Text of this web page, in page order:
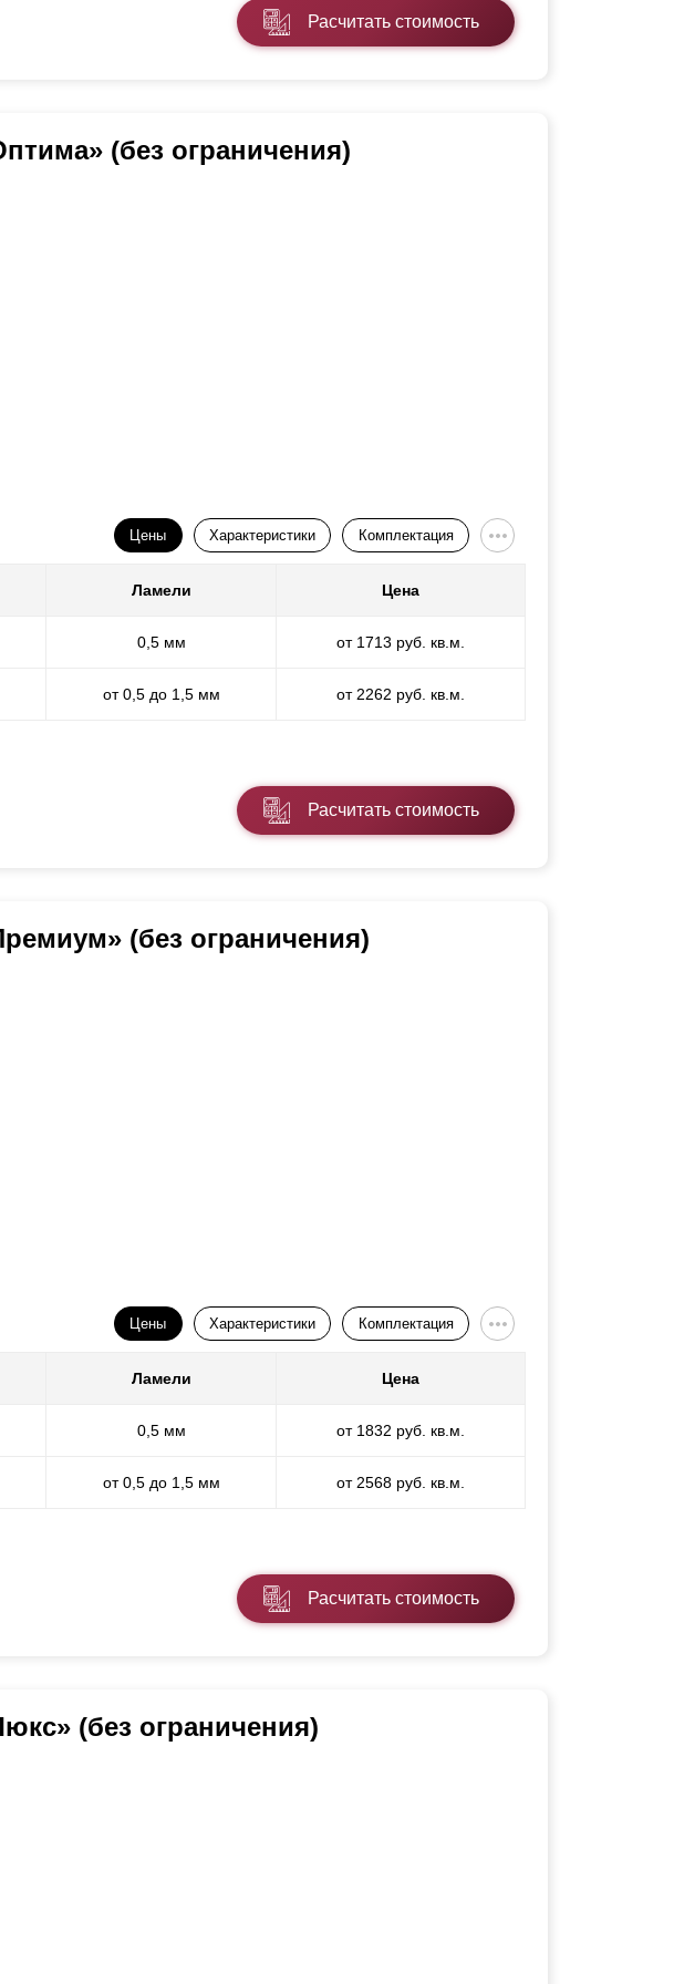
Расчитать стоимость
(без ограничения)
Цены Характеристики Комплектация
Ламели Цена
0,5 мм от 1713 руб. кв.м.
от 0,5 до 1,5 мм от 2262 руб. кв.м.
Расчитать стоимость
(без ограничения)
Цены Характеристики Комплектация
Ламели Цена
0,5 мм от 1832 руб. кв.м.
от 0,5 до 1,5 мм от 2568 руб. кв.м.
Расчитать стоимость
(без ограничения)